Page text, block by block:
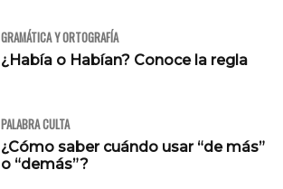
GRAMÁTICA Y ORTOGRAFÍA
¿Había o Habían? Conoce la regla
PALABRA CULTA
¿Cómo saber cuándo usar “de más”
o “demás”?